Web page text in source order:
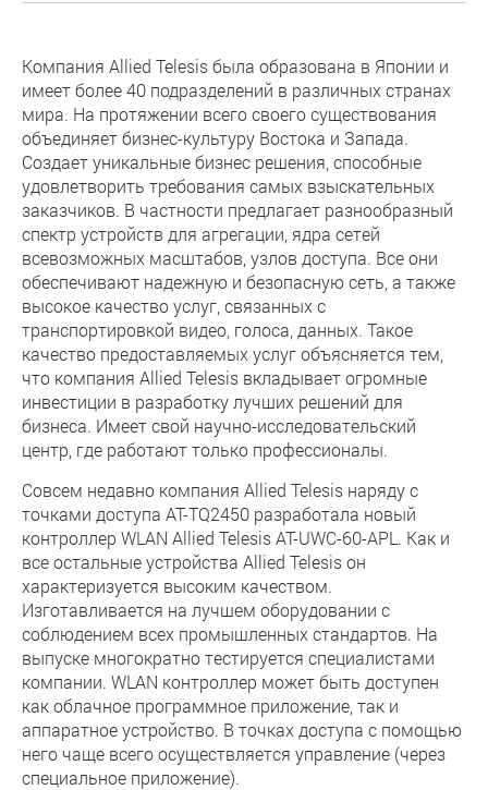
Компания Allied Telesis была образована в Японии и
имеет более 40 подразделений в различных странах
мира. На протяжении всего своего существования
объединяет бизнес-культуру Востока и Запада.
Создает уникальные бизнес решения, способные
удовлетворить требования самых взыскательных
заказчиков. В частности предлагает разнообразный
спектр устройств для агрегации, ядра сетей
всевозможных масштабов, узлов доступа. Все они
обеспечивают надежную и безопасную сеть, а также
высокое качество услуг, связанных с
транспортировкой видео, голоса, данных. Такое
качество предоставляемых услуг объясняется тем,
что компания Allied Telesis вкладывает огромные
инвестиции в разработку лучших решений для
бизнеса. Имеет свой научно-исследовательский
центр, где работают только профессионалы.
Совсем недавно компания Allied Telesis наряду с
точками доступа AT-TQ2450 разработала новый
контроллер WLAN Allied Telesis AT-UWC-60-APL. Как и
все остальные устройства Allied Telesis он
характеризуется высоким качеством.
Изготавливается на лучшем оборудовании с
соблюдением всех промышленных стандартов. На
выпуске многократно тестируется специалистами
компании. WLAN контроллер может быть доступен
как облачное программное приложение, так и
аппаратное устройство. В точках доступа с помощью
него чаще всего осуществляется управление (через
специальное приложение).